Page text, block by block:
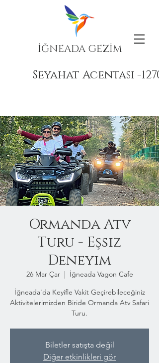
İĞNEADA GEZİM
Seyahat Acentası -
Ormanda Atv
Turu - Eşsiz
Deneyim
26 Mar Çar
  |
İğneada Vagon Cafe
İğneada'da Keyifle Vakit Geçirebileceğiniz
Aktivitelerimizden Biride Ormanda Atv Safari
Turu.
Biletler satışta değil
Diğer etkinlikleri gör